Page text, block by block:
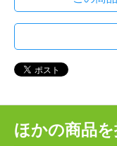
ほかの商品